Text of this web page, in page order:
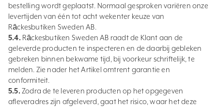
bestelling wordt geplaatst. Normaal gesproken variëren onze
levertijden van één tot acht wekenter keuze van
Rāckesbutiken Sweden AB.
5.4. Rāckesbutiken Sweden AB raadt de Klant aan de
geleverde producten te inspecteren en de daarbij gebleken
gebreken binnen bekwame tijd, bij voorkeur schriftelijk, te
melden. Zie nader het Artikel omtrent garantie en
conformiteit.
5.5. Zodra de te leveren producten op het opgegeven
afleveradres zijn afgeleverd, gaat het risico, waar het deze